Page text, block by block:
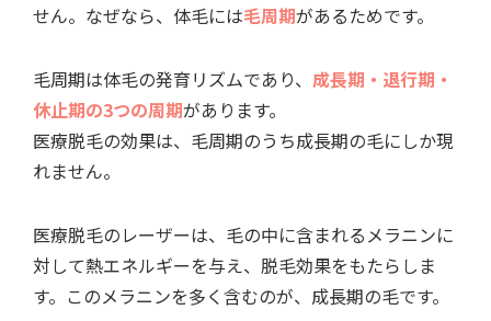
せん。なぜなら、体毛には毛周期があるためです。
毛周期は体毛の発育リズムであり、 成長期・退行期・
休止期の3つの周期があります。
医療脱毛の効果は、毛周期のうち成長期の毛にしか現
れません。
医療脱毛のレーザーは、毛の中に含まれるメラニンに
対して熱エネルギーを与え、脱毛効果をもたらしま
す。このメラニンを多く含むのが、成長期の毛です。